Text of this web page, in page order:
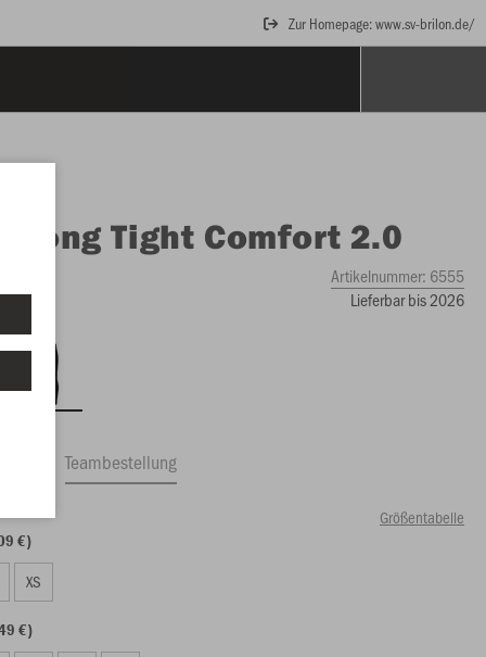
Zur Homepage: www.sv-brilon.de/
Long Tight Comfort 2.0
Artikelnummer: 6555
Lieferbar bis 2026
Teambestellung
Größentabelle
€)
XS
€)